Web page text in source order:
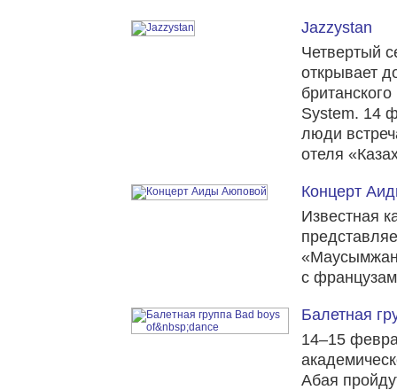
Jazzystan
Четвертый
открывает
System. 14
люди
отеля
Концерт
Известная
с
Балетная
14–15
Абая